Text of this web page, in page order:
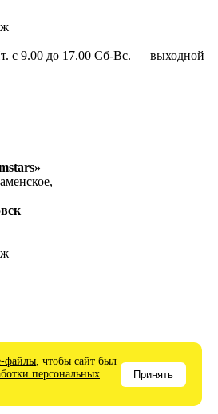
с 9.00 до 17.00 Сб-Вс. — выходной
характер и не
персональных данных
персональных данных
файлы, чтобы сайт был
персональных
Принять